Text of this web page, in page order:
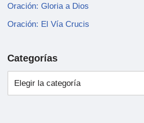
Oración: Gloria a Dios
Oración: El Vía Crucis
Categorías